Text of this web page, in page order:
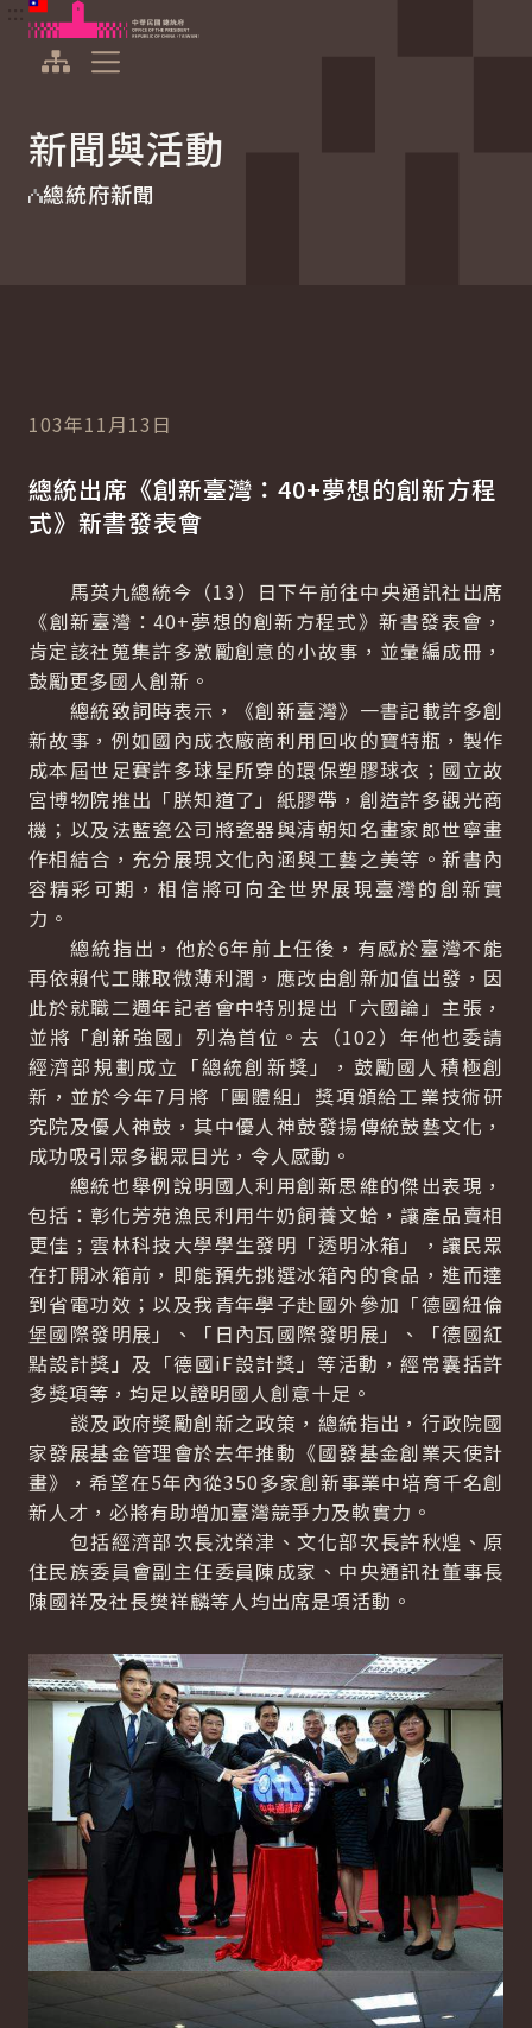
跳到主要內容
中華民國總統府
新聞與活動
總統府新聞
103年11月13日
總統出席《創新臺灣：40+夢想的創新方程
式》新書發表會
馬英九總統今（13）日下午前往中央通訊社出席
《創新臺灣：40+夢想的創新方程式》新書發表會，
肯定該社蒐集許多激勵創意的小故事，並彙編成冊，
鼓勵更多國人創新。
總統致詞時表示，《創新臺灣》一書記載許多創
新故事，例如國內成衣廠商利用回收的寶特瓶，製作
成本屆世足賽許多球星所穿的環保塑膠球衣；國立故
宮博物院推出「朕知道了」紙膠帶，創造許多觀光商
機；以及法藍瓷公司將瓷器與清朝知名畫家郎世寧畫
作相結合，充分展現文化內涵與工藝之美等。新書內
容精彩可期，相信將可向全世界展現臺灣的創新實
力。
總統指出，他於6年前上任後，有感於臺灣不能
再依賴代工賺取微薄利潤，應改由創新加值出發，因
此於就職二週年記者會中特別提出「六國論」主張，
並將「創新強國」列為首位。去（102）年他也委請
經濟部規劃成立「總統創新獎」，鼓勵國人積極創
新，並於今年7月將「團體組」獎項頒給工業技術研
究院及優人神鼓，其中優人神鼓發揚傳統鼓藝文化，
成功吸引眾多觀眾目光，令人感動。
總統也舉例說明國人利用創新思維的傑出表現，
包括：彰化芳苑漁民利用牛奶飼養文蛤，讓產品賣相
更佳；雲林科技大學學生發明「透明冰箱」，讓民眾
在打開冰箱前，即能預先挑選冰箱內的食品，進而達
到省電功效；以及我青年學子赴國外參加「德國紐倫
堡國際發明展」、「日內瓦國際發明展」、「德國紅
點設計獎」及「德國iF設計獎」等活動，經常囊括許
多獎項等，均足以證明國人創意十足。
談及政府獎勵創新之政策，總統指出，行政院國
家發展基金管理會於去年推動《國發基金創業天使計
畫》，希望在5年內從350多家創新事業中培育千名創
新人才，必將有助增加臺灣競爭力及軟實力。
包括經濟部次長沈榮津、文化部次長許秋煌、原
住民族委員會副主任委員陳成家、中央通訊社董事長
陳國祥及社長樊祥麟等人均出席是項活動。